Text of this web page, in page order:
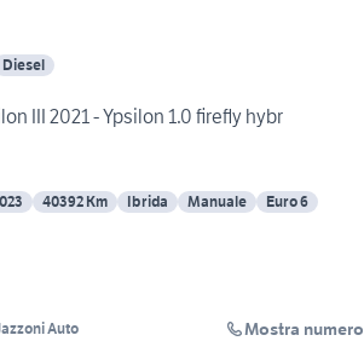
Diesel
III 2021 - Ypsilon 1.0 firefly hybr
40392 Km Ibrida Manuale Euro 6
Auto Mostra numero